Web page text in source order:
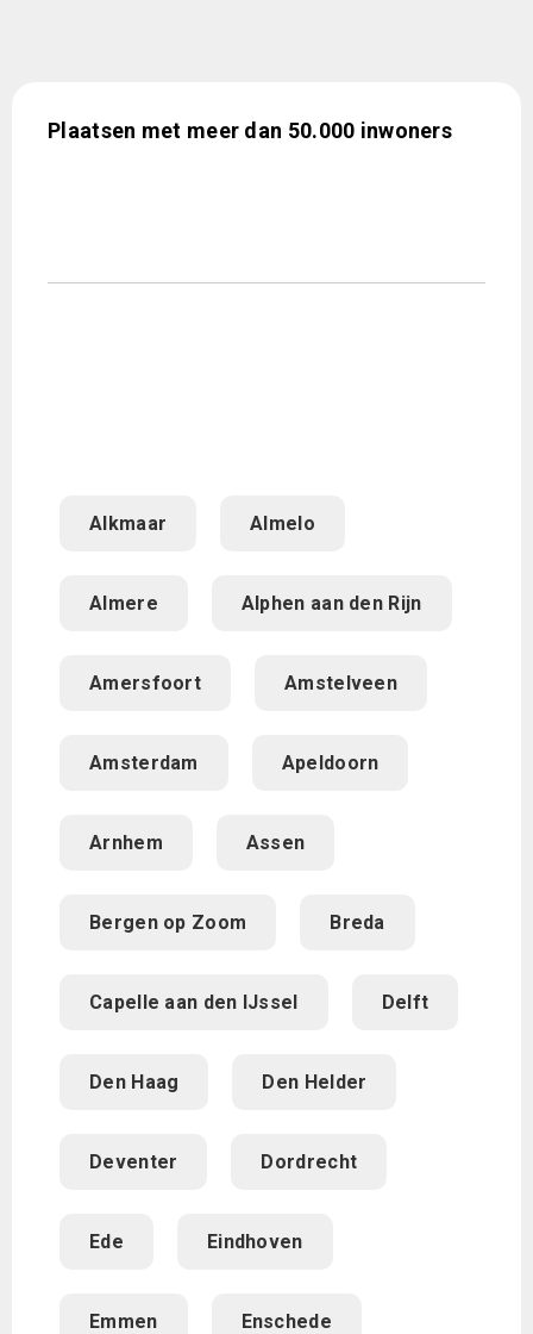
Plaatsen met meer dan 50.000 inwoners
Alkmaar Almelo
Almere Alphen aan den Rijn
Amersfoort Amstelveen
Amsterdam Apeldoorn
Arnhem Assen
Bergen op Zoom Breda
Capelle aan den IJssel Delft
Den Haag Den Helder
Deventer Dordrecht
Ede Eindhoven
Emmen Enschede